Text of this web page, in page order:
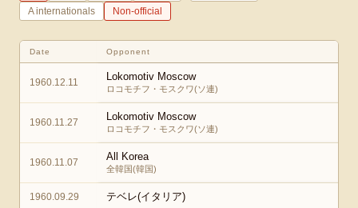
A internationals
Non-official
Date Opponent
1960.12.11 Lokomotiv Moscow
ロコモチフ・モスクワ(ソ連)
1960.11.27 Lokomotiv Moscow
ロコモチフ・モスクワ(ソ連)
1960.11.07 All Korea
全韓国(韓国)
1960.09.29 テベレ(イタリア)